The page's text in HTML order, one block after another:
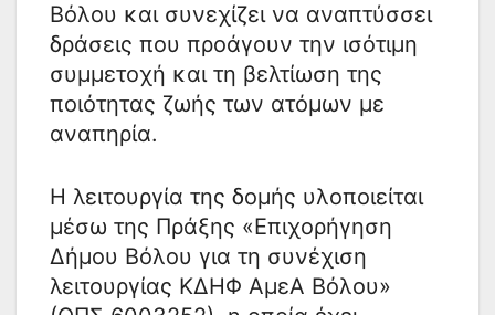
Βόλου και συνεχίζει να αναπτύσσει
δράσεις που προάγουν την ισότιμη
συμμετοχή και τη βελτίωση της
ποιότητας ζωής των ατόμων με
αναπηρία.
Η λειτουργία της δομής υλοποιείται
μέσω της Πράξης «Επιχορήγηση
Δήμου Βόλου για τη συνέχιση
λειτουργίας ΚΔΗΦ ΑμεΑ Βόλου»